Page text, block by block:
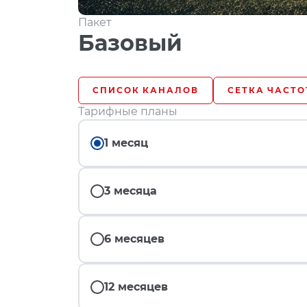
Пакет
Базовый
СПИСОК КАНАЛОВ СЕТКА
Тарифные планы
1 месяц
3 месяца
6 месяцев
12 месяцев